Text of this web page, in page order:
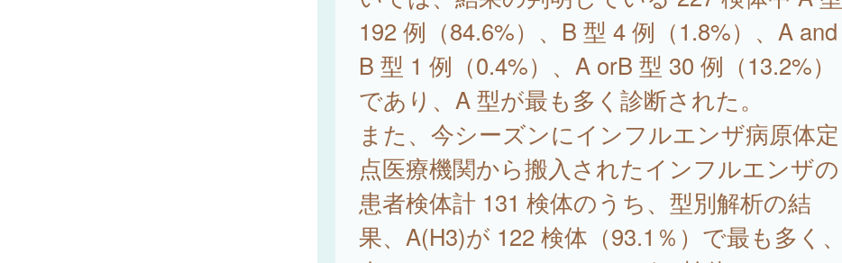
192 例（84.6%）、B 型 4 例（1.8%）、A and
B 型 1 例（0.4%）、A orB 型 30 例（13.2%）
であり、A 型が最も多く診断された。
また、今シーズンにインフルエンザ病原体定
点医療機関から搬入されたインフルエンザの
患者検体計 131 検体のうち、型別解析の結
果、A(H3)が 122 検体（93.1％）で最も多く、